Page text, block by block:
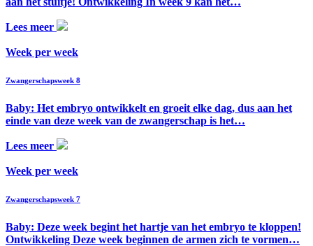
Lees meer
Week per week
Zwangerschapsweek 8
Baby: Het embryo ontwikkelt en groeit elke dag, dus aan het
einde van deze week van de zwangerschap is het…
Lees meer
Week per week
Zwangerschapsweek 7
Baby: Deze week begint het hartje van het embryo te kloppen!
Ontwikkeling Deze week beginnen de armen zich te vormen…